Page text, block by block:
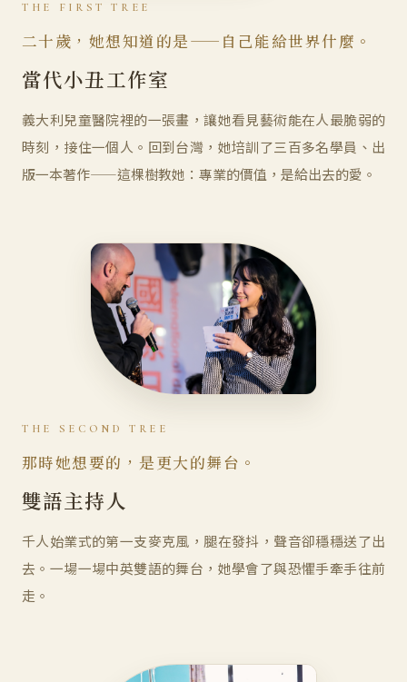
THE FIRST TREE
二十歲，她想知道的是——自己能給世界什麼。
當代小丑工作室
義大利兒童醫院裡的一張畫，讓她看見藝術能在人最脆弱的
時刻，接住一個人。回到台灣，她培訓了三百多名學員、出
版一本著作——這棵樹教她：專業的價值，是給出去的愛。
THE SECOND TREE
那時她想要的，是更大的舞台。
雙語主持人
千人始業式的第一支麥克風，腿在發抖，聲音卻穩穩送了出
去。一場一場中英雙語的舞台，她學會了與恐懼手牽手往前
走。